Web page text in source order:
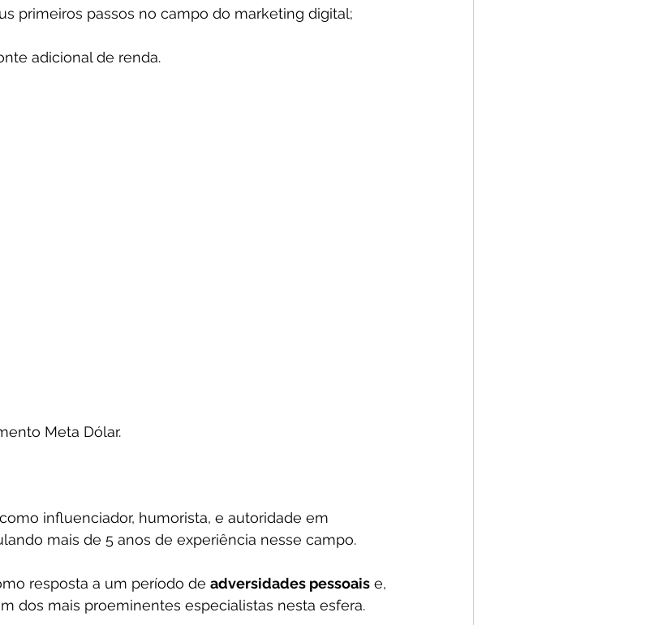
primeiros passos no campo do marketing digital;
adicional de renda.
Meta Dólar.
influenciador, humorista, e autoridade em
mais de 5 anos de experiência nesse campo.
resposta a um período de adversidades pessoais e,
dos mais proeminentes especialistas nesta esfera.